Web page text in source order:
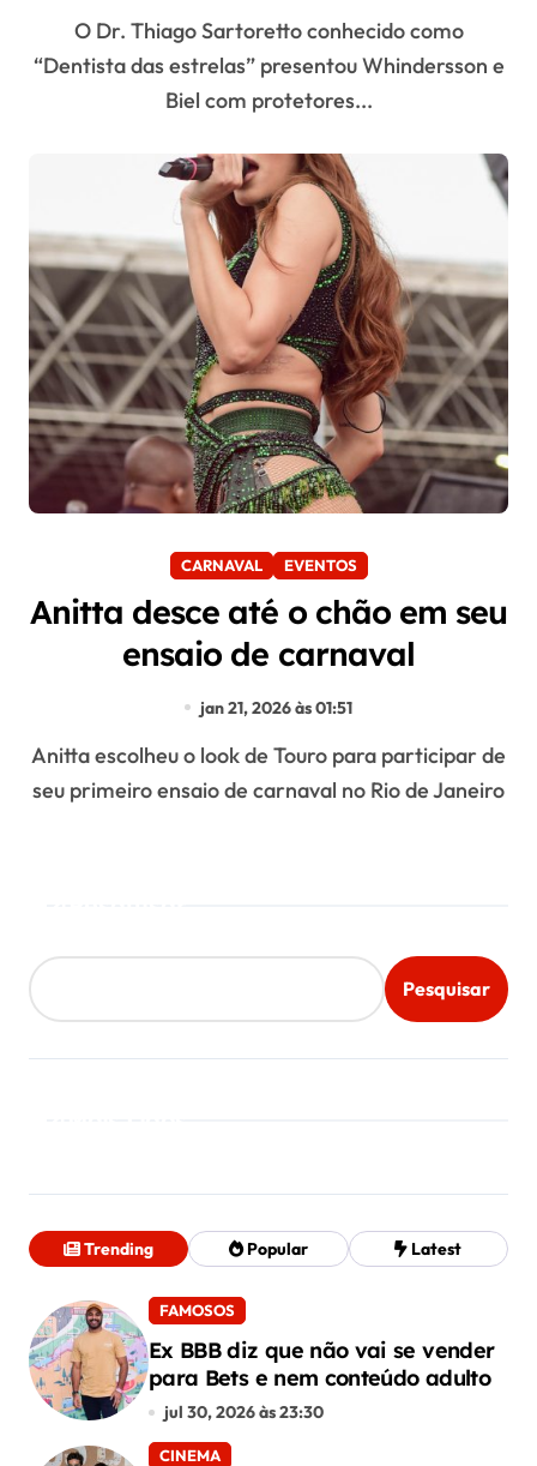
O Dr. Thiago Sartoretto conhecido como
“Dentista das estrelas” presentou Whindersson e
Biel com protetores...
CARNAVAL EVENTOS
Anitta desce até o chão em seu
ensaio de carnaval
jan 21, 2026 às 01:51
Anitta escolheu o look de Touro para participar de
seu primeiro ensaio de carnaval no Rio de Janeiro
Pesquisar
Trending Popular Latest
FAMOSOS
Ex BBB diz que não vai se vender
para Bets e nem conteúdo adulto
jul 30, 2026 às 23:30
CINEMA